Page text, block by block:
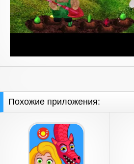
Похожие приложения: